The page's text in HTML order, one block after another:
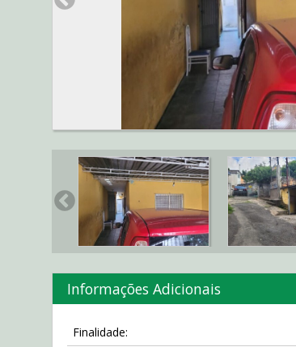
Informações Adicionais
Finalidade: